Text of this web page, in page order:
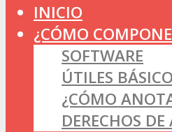
INICIO
¿CÓMO
SOFTWARE
ÚTILES
¿CÓMO
DERECHOS